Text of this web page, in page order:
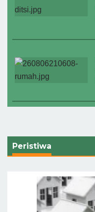
Peristiwa